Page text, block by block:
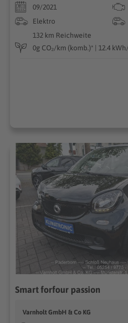
09/2021
Elektro
132 km Reichweite
0g CO₂/km (komb.)* | 12.4
Smart forfour passion
Varnholt GmbH & Co KG